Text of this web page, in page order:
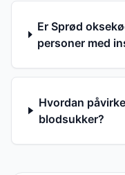
Er Sprød
personer med
Hvordan
blodsukker?